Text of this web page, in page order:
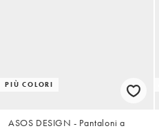
PIÙ COLORI
ASOS DESIGN - Pantaloni a